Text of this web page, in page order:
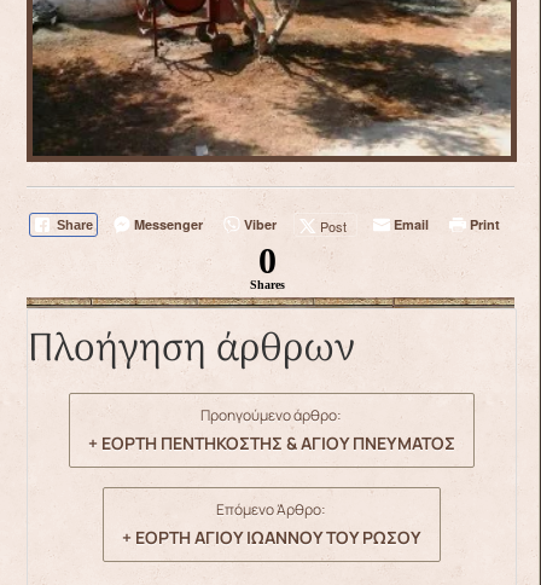
Share Messenger Viber Post Email Print
0
Shares
Πλοήγηση άρθρων
Προηγούμενο άρθρο:
+ ΕΟΡΤΗ ΠΕΝΤΗΚΟΣΤΗΣ & ΑΓΙΟΥ ΠΝΕΥΜΑΤΟΣ
Επόμενο Άρθρο:
+ ΕΟΡΤΗ ΑΓΙΟΥ ΙΩΑΝΝΟΥ ΤΟΥ ΡΩΣΟΥ